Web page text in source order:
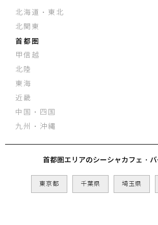
北海道・東北
北関東
首都圏
甲信越
北陸
東海
近畿
中国・四国
九州・沖縄
首都圏エリアのシーシャカフェ・
東京都 千葉県 埼玉県